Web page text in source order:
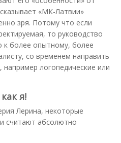
«МК-Латвии»
зря. Потому что если
то руководство
к более опытному, более
со временем направить
логопедические или
я!
Лерина, некоторые
считают абсолютно